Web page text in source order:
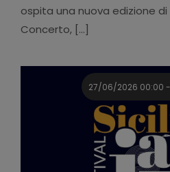
ospita una nuova edizione di
Concerto, [...]
27/06/2026 00:00